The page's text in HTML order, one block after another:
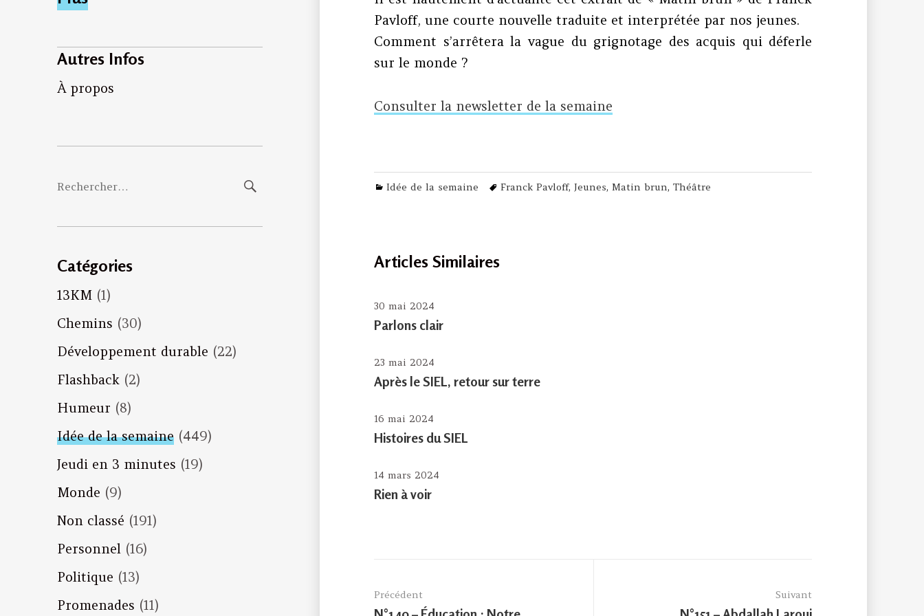
Autres Infos
À propos
Rechercher :
Catégories
13KM(1)
Chemins (30)
Développement durable (22)
Flashback (2)
Humeur (8)
Idée de la semaine(449)
Jeudi en 3 minutes (19)
Monde (9)
Non classé (191)
Personnel (16)
Politique (13)
Promenades (11)
Pavloff, une courte nouvelle traduite et interprétée par nos jeunes.
Comment s’arrêtera la vague du grignotage des acquis qui déferle
sur le monde ?
Consulter la newsletter de la semaine
Categories
Idée de la semaine Tags
Franck Pavloff,Jeunes,Matin brun,Théâtre
Articles Similaires
30 mai 2024
Parlons clair
23 mai 2024
Après le SIEL, retour sur terre
16 mai 2024
Histoires du SIEL
14 mars 2024
Rien à voir
de
l’article
Précédent
Previous
Suivant